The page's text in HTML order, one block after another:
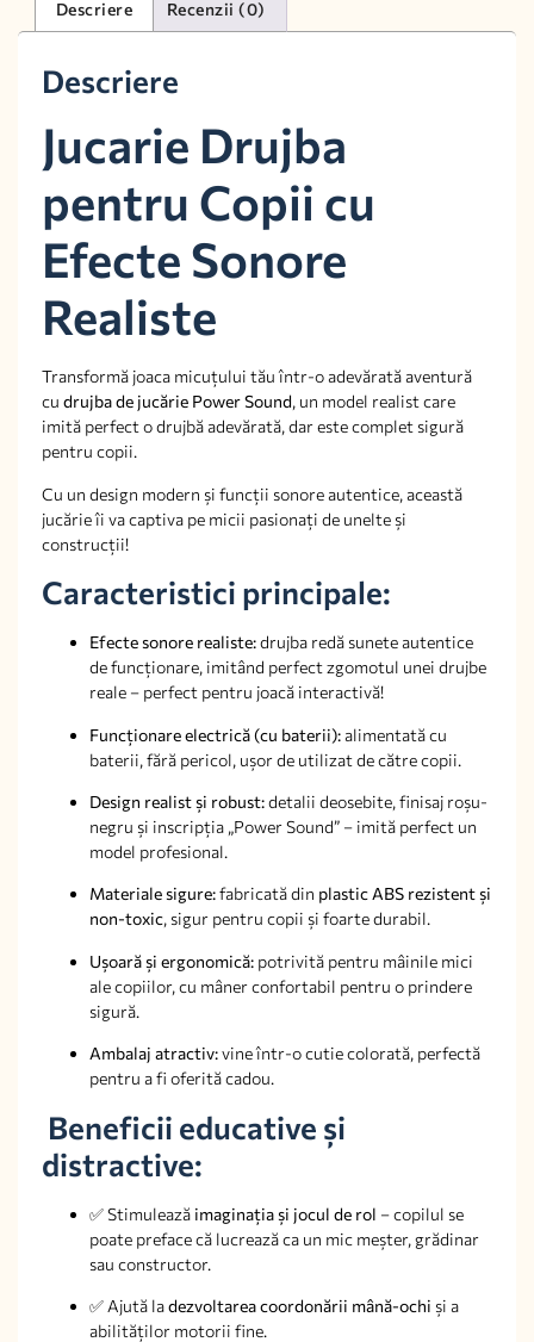
Descriere Recenzii (0)
Descriere
Jucarie Drujba
pentru Copii cu
Efecte Sonore
Realiste
Transformă joaca micuțului tău într-o adevărată aventură
cu drujba de jucărie Power Sound, un model realist care
imită perfect o drujbă adevărată, dar este complet sigură
pentru copii.
Cu un design modern și funcții sonore autentice, această
jucărie îi va captiva pe micii pasionați de unelte și
construcții!
Caracteristici principale:
Efecte sonore realiste:drujba redă sunete autentice
de funcționare, imitând perfect zgomotul unei drujbe
reale – perfect pentru joacă interactivă!
Funcționare electrică (cu baterii):alimentată cu
baterii, fără pericol, ușor de utilizat de către copii.
Design realist și robust:detalii deosebite, finisaj roșu-
negru și inscripția „Power Sound” – imită perfect un
model profesional.
Materiale sigure:fabricată din plastic ABS rezistent și
non-toxic, sigur pentru copii și foarte durabil.
Ușoară și ergonomică: potrivită pentru mâinile mici
ale copiilor, cu mâner confortabil pentru o prindere
sigură.
Ambalaj atractiv:vine într-o cutie colorată, perfectă
pentru a fi oferită cadou.
Beneficii educative și
distractive:
✅ Stimulează imaginația și jocul de rol – copilul se
poate preface că lucrează ca un mic meșter, grădinar
sau constructor.
✅ Ajută ladezvoltarea coordonării mână-ochi și a
abilităților motorii fine.